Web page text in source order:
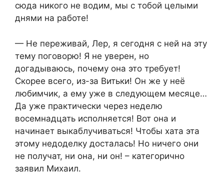
сюда никого не водим, мы с тобой целыми
днями на работе!
— Не переживай, Лер, я сегодня с ней на эту
тему поговорю! Я не уверен, но
догадываюсь, почему она это требует!
Скорее всего, из-за Витьки! Он же у неё
любимчик, а ему уже в следующем месяце…
Да уже практически через неделю
восемнадцать исполняется! Вот она и
начинает выкаблучиваться! Чтобы хата эта
этому недоделку досталась! Но ничего они
не получат, ни она, ни он! – категорично
заявил Михаил.